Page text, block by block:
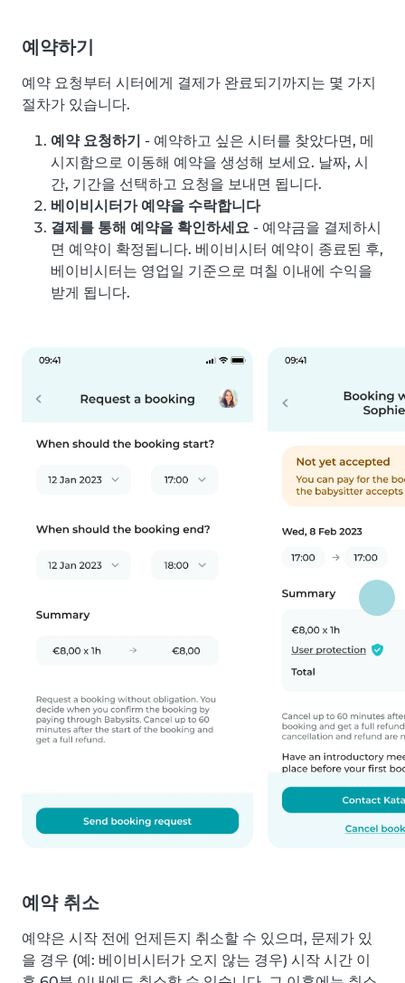
예약하기
예약 요청부터 시터에게 결제가 완료되기까지는 몇 가지
절차가 있습니다.
예약 요청하기 - 예약하고 싶은 시터를 찾았다면, 메
시지함으로 이동해 예약을 생성해 보세요. 날짜, 시
간, 기간을 선택하고 요청을 보내면 됩니다.
베이비시터가 예약을 수락합니다
결제를 통해 예약을 확인하세요 - 예약금을 결제하시
면 예약이 확정됩니다. 베이비시터 예약이 종료된 후,
베이비시터는 영업일 기준으로 며칠 이내에 수익을
받게 됩니다.
예약 취소
예약은 시작 전에 언제든지 취소할 수 있으며, 문제가 있
을 경우 (예: 베이비시터가 오지 않는 경우) 시작 시간 이